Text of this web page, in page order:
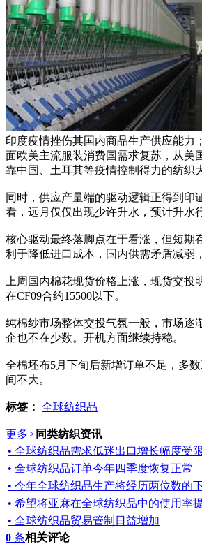
印度疫情挫伤其国内商品生产供应能力
面欧美主流服装消费国需求复苏，从美
靠中国、土耳其等疫情控制得力的纺织
同时，供应产量端的驱动逻辑正得到
看，远月仅仅出现少许升水，预计升水
核心驱动最终落脚点在于看涨，但短期
利于降低进口成本，国内供需矛盾减弱
上周国内棉花现货价格上涨，现货交
在CF09合约15500以下。
纯棉纱市场整体交投气氛一般，市场逐
企也不在少数。开机方面继续持稳。
全棉坯布5月下旬后新增订单不足，多
间不大。
标签： 全球纺织品
更多> 同类纺织资讯
• 全球纺织品需求低迷出口增长幅度受
• 全球纺织品订单今年四季度恢复正常
• 今年全球纺织品生产将经历两位数的
• 希望将亚麻在全球纺织品中的使用率
• 全球纺织品贸易管制日益增加
0 条相关评论